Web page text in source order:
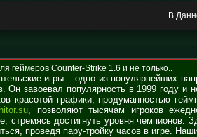
В
геймеров Counter-Strike 1.6 и не только..
игры – одно из популярнейших
Он завоевал популярность в 1999 году и
красотой графики, продуманностью
, позволяют тысячам игроков
стремясь достигнуть уровня
проведя пару-тройку часов в игре.